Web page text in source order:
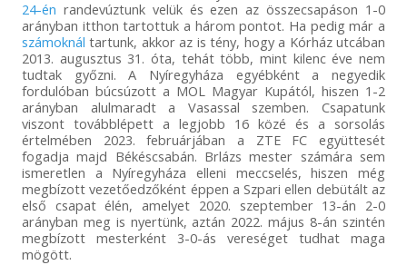
24-én randevúztunk velük és ezen az összecsapáson 1-0
arányban itthon tartottuk a három pontot. Ha pedig már a
számoknál tartunk, akkor az is tény, hogy a Kórház utcában
2013. augusztus 31. óta, tehát több, mint kilenc éve nem
tudtak győzni. A Nyíregyháza egyébként a negyedik
fordulóban búcsúzott a MOL Magyar Kupától, hiszen 1-2
arányban alulmaradt a Vasassal szemben. Csapatunk
viszont továbblépett a legjobb 16 közé és a sorsolás
értelmében 2023. februárjában a ZTE FC együttesét
fogadja majd Békéscsabán. Brlázs mester számára sem
ismeretlen a Nyíregyháza elleni meccselés, hiszen még
megbízott vezetőedzőként éppen a Szpari ellen debütált az
első csapat élén, amelyet 2020. szeptember 13-án 2-0
arányban meg is nyertünk, aztán 2022. május 8-án szintén
megbízott mesterként 3-0-ás vereséget tudhat maga
mögött.